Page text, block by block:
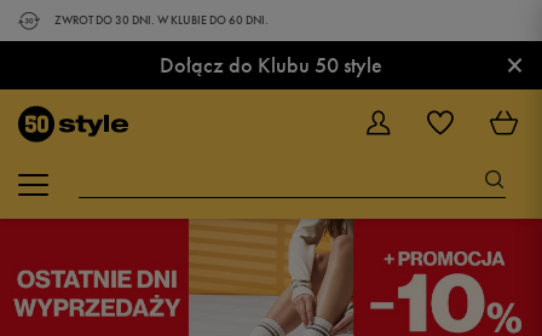
ZWROT DO 30 DNI. W KLUBIE DO 60 DNI.
Dołącz do Klubu 50 style ×